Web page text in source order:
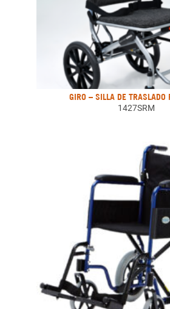
GIRO – SILLA DE TRASLADO
1427SRM